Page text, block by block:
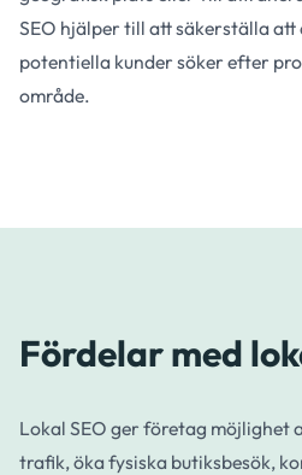
SEO hjälper till att säkerställa
potentiella kunder söker efter
område.
Fördelar med
Lokal SEO ger företag möjlighet
trafik, öka fysiska butiksbesök,